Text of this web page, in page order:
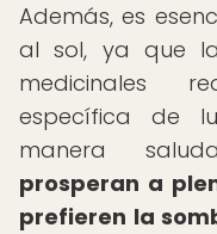
Además, es
al sol, ya que
medicinales
específica de
manera
prosperan a
prefieren la